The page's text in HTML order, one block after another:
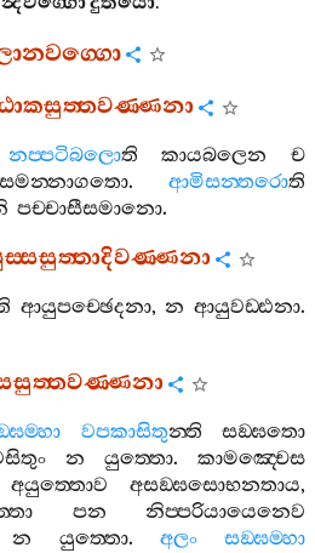
නප‍්පටිබලොති කායබලෙන
ච
.ආමිසන‍්තරොති
පච‍්චාසීසමානො.
ආයුපච‍්ඡෙදනා,න ආයුවඩ‍්ඪනා.
වපකාසිතුන‍්ති
සඞ‍්ඝතො
න යුත‍්තො. කාමඤ‍්චෙස
අයුත‍්තොව අසඞ‍්ඝසොභනතාය,
පන
නිප‍්පරියායෙනෙව
න යුත‍්තො. අලං
සඞ‍්ඝම‍්හා